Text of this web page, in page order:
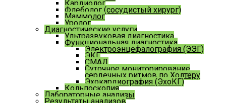
Кардиолог
Флеболог (сосудистый хирург)
Маммолог
Уролог
Диагностические услуги
Ультразвуковая диагностика
Функциональная диагностика
Электроэнцефалография (ЭЭГ)
ЭКГ
СМАД
Суточное мониторирование
сердечных ритмов по Холтеру
Эхокардиография (ЭхоКГ)
Кольпоскопия
Лабораторные анализы